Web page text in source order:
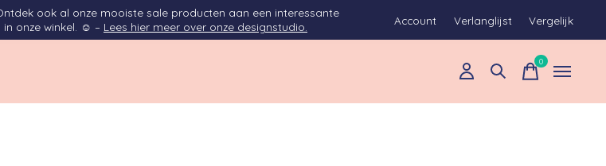
ook al onze mooiste sale producten aan een interessante
onze winkel. ☺ – Lees hier meer over onze designstudio. Account Verlanglijst Vergelijk
0items